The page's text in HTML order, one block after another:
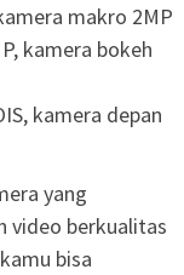
makro 2MP
kamera bokeh
kamera depan
yang
video berkualitas
bisa